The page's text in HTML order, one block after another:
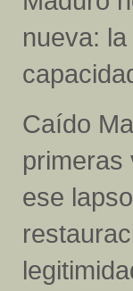
nueva:
Caído
primeras
ese